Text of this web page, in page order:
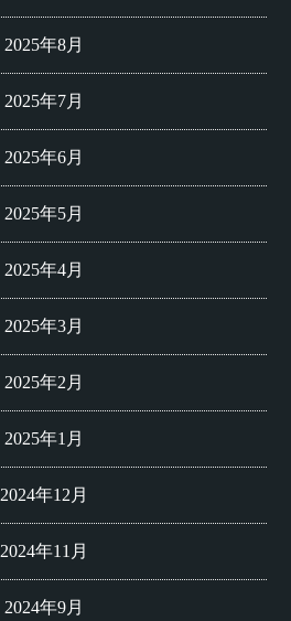
2025年8月
2025年7月
2025年6月
2025年5月
2025年4月
2025年3月
2025年2月
2025年1月
2024年12月
2024年11月
2024年9月